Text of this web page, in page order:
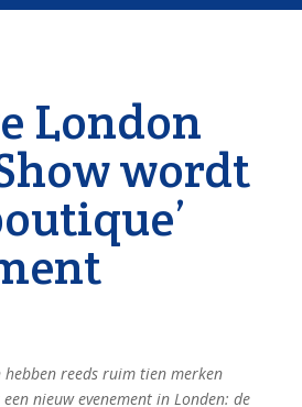
London
wordt
hebben reeds ruim tien merken
nieuw evenement in Londen: de